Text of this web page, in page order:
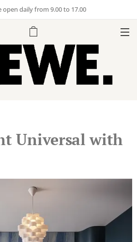
open daily from 9.00 to 17.00
Universal with